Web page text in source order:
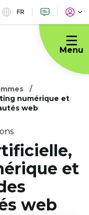
FR
Menu
numérique et
web
et
web